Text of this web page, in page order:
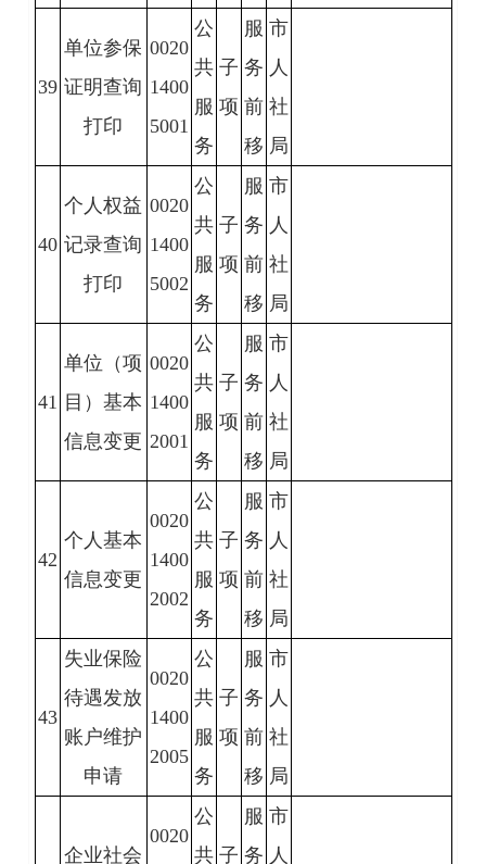
39
单位参保
证明查询
打印
0020
1400
5001
公
共
服
务
子
项
服
务
前
移
市
人
社
局
40
个人权益
记录查询
打印
0020
1400
5002
公
共
服
务
子
项
服
务
前
移
市
人
社
局
41
单位（项
目）基本
信息变更
0020
1400
2001
公
共
服
务
子
项
服
务
前
移
市
人
社
局
42
个人基本
信息变更
0020
1400
2002
公
共
服
务
子
项
服
务
前
移
市
人
社
局
43
失业保险
待遇发放
账户维护
申请
0020
1400
2005
公
共
服
务
子
项
服
务
前
移
市
人
社
局
企业社会
0020
公
共 子
服
务
市
人